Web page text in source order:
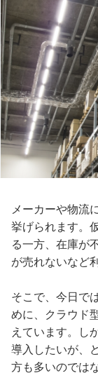
メーカーや物流
挙げられます。
る一方、在庫が
が売れないなど
そこで、今日で
めに、クラウド
えています。し
導入したいが、
方も多いのでは